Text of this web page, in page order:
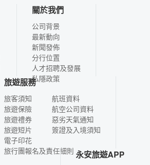
關於我們
公司背景
最新動向
新聞發佈
分行位置
人才招聘及發展
私隱政策
旅遊服務
旅客須知
旅遊保險
旅遊禮券
旅遊短片
電子印花
航班資料
航空公司資料
惡劣天氣通知
簽證及入境須知
旅行團報名及責任細則 永安旅遊APP